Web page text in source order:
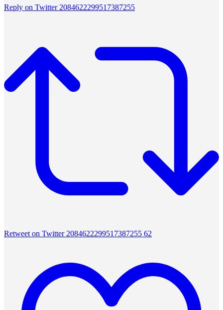
Reply on Twitter 2084622299517387255
Retweet on Twitter 2084622299517387255 62